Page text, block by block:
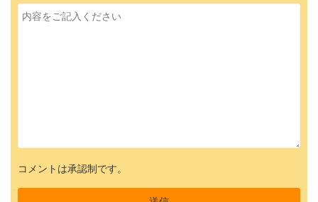
コメントは承認制です。